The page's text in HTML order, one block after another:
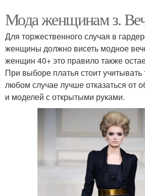
Мода женщинам з.
Для торжественного случая в
женщины должно висеть модное
женщин 40+ это правило также
При выборе платья стоит
любом случае лучше отказаться от
и моделей с открытыми руками.